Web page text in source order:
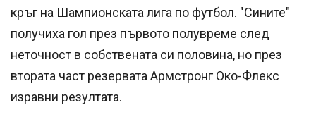
кръг на Шампионската лига по футбол. "Сините"
получиха гол през първото полувреме след
неточност в собствената си половина, но през
втората част резервата Армстронг Око-Флекс
изравни резултата.